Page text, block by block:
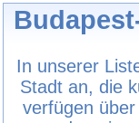
In unserer
Stadt an, die
verfügen